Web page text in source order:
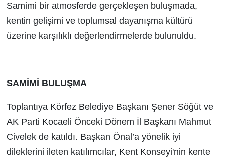
Samimi bir atmosferde gerçekleşen buluşmada,
kentin gelişimi ve toplumsal dayanışma kültürü
üzerine karşılıklı değerlendirmelerde bulunuldu.
SAMİMİ BULUŞMA
Toplantıya Körfez Belediye Başkanı Şener Söğüt ve
AK Parti Kocaeli Önceki Dönem İl Başkanı Mahmut
Civelek de katıldı. Başkan Önal’a yönelik iyi
dileklerini ileten katılımcılar, Kent Konseyi'nin kente